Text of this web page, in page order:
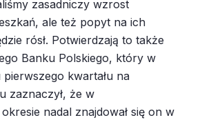
zasadniczy wzrost
ale też popyt na ich
rósł. Potwierdzają to także
Banku Polskiego, który w
kwartału na
zaznaczył, że w
nadal znajdował się on w